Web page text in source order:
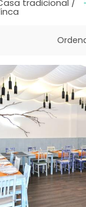
tradicional /